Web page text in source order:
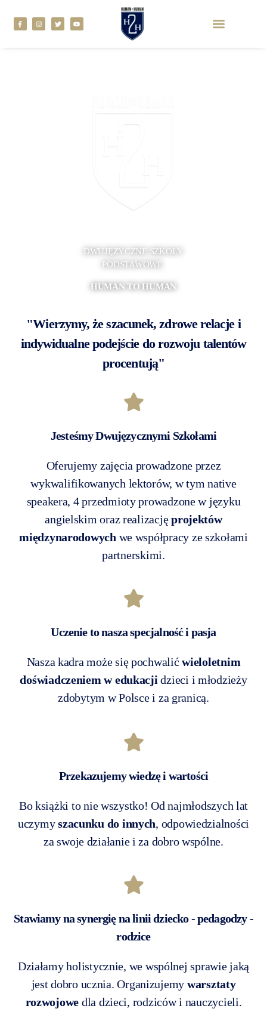
DWUJĘZYCZNE SZKOŁY
PODSTAWOWE
HUMAN TO HUMAN
"Wierzymy, że szacunek, zdrowe relacje i
indywidualne podejście do rozwoju talentów
procentują"
Jesteśmy Dwujęzycznymi Szkołami
Oferujemy zajęcia prowadzone przez
wykwalifikowanych lektorów, w tym native
speakera, 4 przedmioty prowadzone w języku
angielskim oraz realizacjęprojektów
międzynarodowych we współpracy ze szkołami
partnerskimi.
Uczenie to nasza specjalność i pasja
Nasza kadra może się pochwalićwieloletnim
doświadczeniem w edukacji dzieci i młodzieży
zdobytym w Polsce i za granicą.
Przekazujemy wiedzę i wartości
Bo książki to nie wszystko! Od najmłodszych lat
uczymyszacunku do innych, odpowiedzialności
za swoje działanie i za dobro wspólne.
Stawiamy na synergię na linii dziecko - pedagodzy -
rodzice
Działamy holistycznie, we wspólnej sprawie jaką
jest dobro ucznia. Organizujemy warsztaty
rozwojowe dla dzieci, rodziców i nauczycieli.